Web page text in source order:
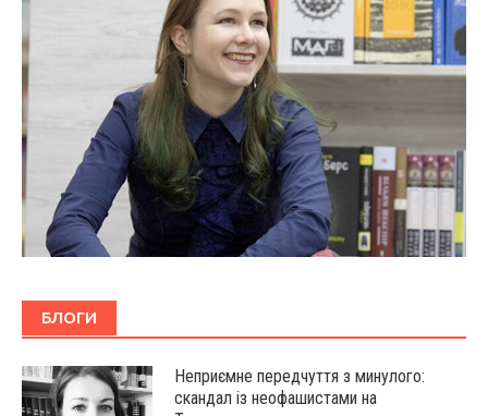
БЛОГИ
Неприємне передчуття з минулого:
скандал із неофашистами на